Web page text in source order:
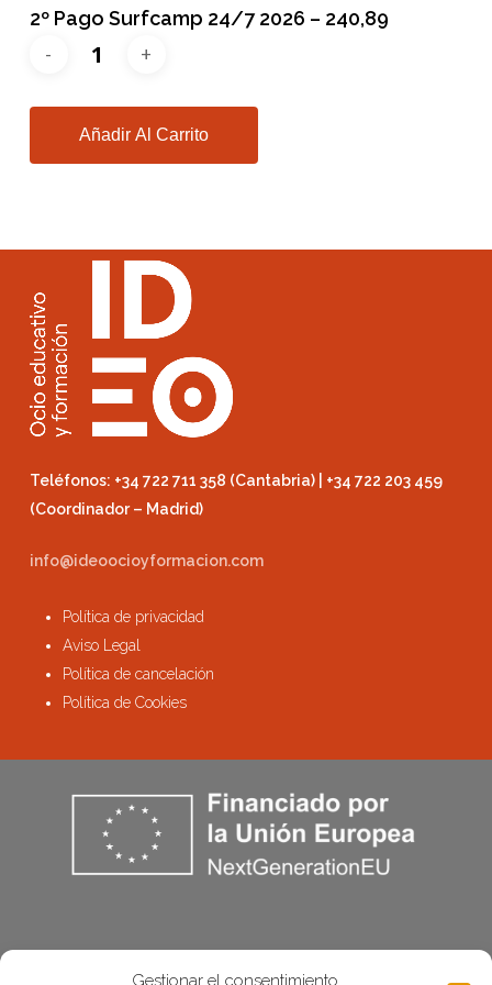
Gestionar el consentimiento
2º Pago Surfcamp 24/7 2026 – 240,89
Añadir Al Carrito
Teléfonos: +34 722 711 358 (Cantabria) | +34 722 203 459
(Coordinador – Madrid)
info@ideoocioyformacion.com
Política de privacidad
Aviso Legal
Política de cancelación
Política de Cookies